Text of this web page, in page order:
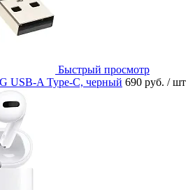
Быстрый просмотр
USB-A Type-C, черный 690 руб. / шт